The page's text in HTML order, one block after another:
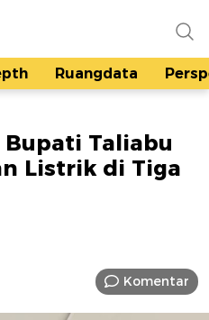
Ruangdata
Bupati Taliabu
Listrik di Tiga
Komentar